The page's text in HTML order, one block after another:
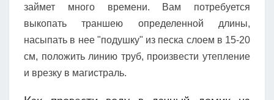
займет много времени. Вам потребуется
выкопать траншею определенной длины,
насыпать в нее "подушку" из песка слоем в 15-20
см, положить линию труб, произвести утепление
и врезку в магистраль.